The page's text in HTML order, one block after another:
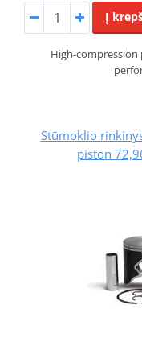
Į
High-
Stūmoklio
piston